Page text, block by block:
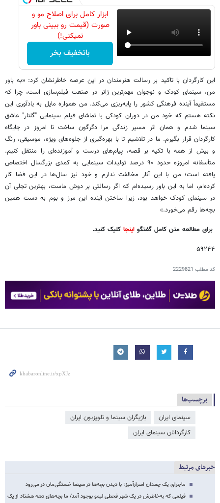
ابزار کامل برای اصلاح مو و
صورت (قیمت رو ببینی باور
نمیکنی!)
باتخفیف بخر
این کارگردان با تاکید بر رسالت هنرمندان در این عرصه خاطرنشان کرد: «به باور
من، سینمای کودک و نوجوان مهم‌ترین ژانر در صنعت فیلم‌سازی است، چرا که
مستقیماً آینده فرهنگی کشور را پایه‌ریزی می‌کند. من همواره مایل به یادآوری این
نکته هستم که خود من در دوران کودکی با تماشای فیلم سینمایی "گلنار" عاشق
سینما شدم و همان اثر مسیر زندگی مرا دگرگون ساخت تا امروز در جایگاه
کارگردان قرار بگیرم. ما در تلاشیم تا با بهره‌گیری از جلوه‌های ویژه، موسیقی، رنگ
و بیش از همه با تکیه بر قصه، پیام‌های درست و آموزنده‌ای را منتقل کنیم.
متأسفانه امروزه حدود ۹۰ درصد تولیدات سینمایی به کمدی بزرگسال اختصاص
یافته است؛ من با این آثار مخالفت ندارم و خود نیز سال‌ها در این فضا کار
کرده‌ام، اما به این باور رسیده‌ام که اگر رسالتی بر دوش ماست، بهترین تجلی آن
در سینمای کودک خواهد بود، زیرا ساختن آینده این مرز و بوم به دست همین
بچه‌ها رقم می‌خورد.»
برای مطالعه متن کامل گفتگو اینجا کلیک کنید.
۵۹۲۴۴
کد مطلب 2229821
برچسب‌ها
سینمای ایران
بازیگران سینما و تلویزیون ایران
کارگردانان سینمای ایران
خبرهای مرتبط
ماجرای یک چمدان اسرارآمیز؛ با دیدن بچه‌ها در سینما خستگی‌مان در می‌رود
فیلمی که به‌خاطرش در یک شهر قحطی لیمو بوجود آمد/ ما بچه‌های دهه هشتاد از یک